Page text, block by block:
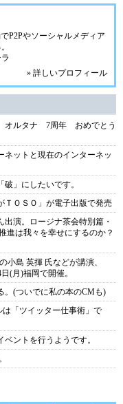
P2Pやソーシャルメディア
» 詳しいプロフィール
オルタナ 7周年 おめでとう
ネットと現在のインターネッ
」にしたいです。
ＴＯＳＯ」が電子出版で発売
演。ロージナ茶会特別篇・
進は我々を幸せにするのか？
小島 英揮 氏などが講演、
(月)福岡で開催。
。(ついでに私の本のCMも)
「ツイッター仕事術」で
ントを行うようです。